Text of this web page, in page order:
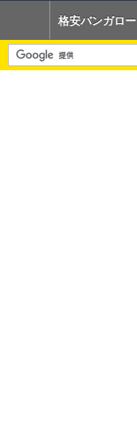
格安バンガロー